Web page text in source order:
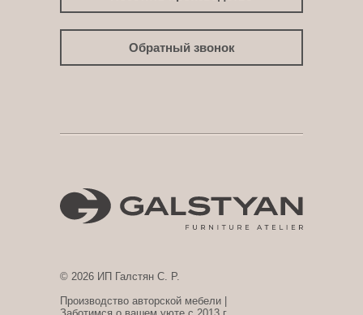
Обратный звонок
© 2026 ИП Галстян С. Р.
Производство авторской мебели |